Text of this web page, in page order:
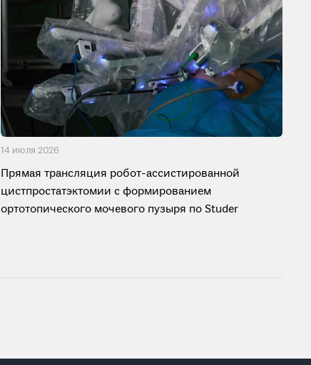
14 июля 2026
Прямая трансляция робот-ассистированной
цистпростатэктомии с формированием
ортотопического мочевого пузыря по Studer